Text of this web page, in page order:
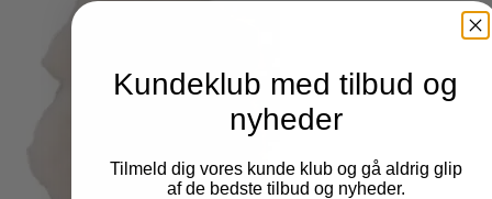
Kundeklub med tilbud og
nyheder
Tilmeld dig vores kunde klub og gå aldrig glip
af de bedste tilbud og nyheder.